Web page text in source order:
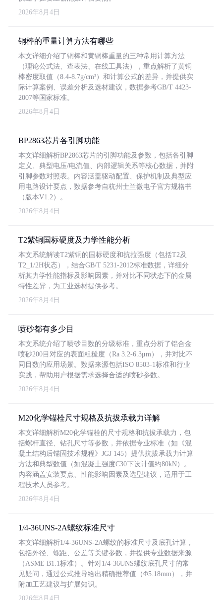
2026年8月4日
铜棒的重量计算方法有哪些
本文详细介绍了铜棒和黄铜棒重量的三种常用计算方法
（理论公式法、查表法、在线工具法），重点解析了黄铜
棒密度取值（8.4-8.7g/cm³）和计算公式的差异，并提供实
际计算案例、误差分析及选材建议，数据参考GB/T 4423-
2007等国家标准。
2026年8月4日
BP2863芯片各引脚功能
本文详细解析BP2863芯片的引脚功能及参数，包括各引脚
定义、典型电压/电流值、内部逻辑关系等核心数据，并附
引脚参数对照表。内容涵盖驱动配置、保护机制及典型应
用电路设计要点，数据参考自杭州士兰微电子官方规格书
（版本V1.2）。
2026年8月4日
T2紫铜国标硬度及力学性能分析
本文系统解读T2紫铜的国标硬度和抗拉强度（包括T2及
T2_1/2H状态），结合GB/T 5231-2012标准数据，详细分
析其力学性能指标及影响因素，并对比不同状态下的金属
特性差异，为工业选材提供参考。
2026年8月4日
喷砂都有多少目
本文系统介绍了喷砂目数的分级标准，重点分析了铝合金
喷砂200目对应的表面粗糙度（Ra 3.2-6.3μm），并对比不
同目数的应用场景。数据来源包括ISO 8503-1标准和行业
实践，帮助用户根据需求选择合适的喷砂参数。
2026年8月4日
M20化学锚栓尺寸规格及抗拔承载力详解
本文详细解析M20化学锚栓的尺寸规格和抗拔承载力，包
括螺杆直径、钻孔尺寸等参数，并依据专业标准（如《混
凝土结构后锚固技术规程》JGJ 145）提供抗拔承载力计算
方法和典型数值（如混凝土强度C30下设计值约80kN）。
内容涵盖安装要点、性能影响因素及选型建议，适用于工
程技术人员参考。
2026年8月4日
1/4-36UNS-2A螺纹标准尺寸
本文详细解析1/4-36UNS-2A螺纹的标准尺寸及底孔计算，
包括外径、螺距、公差等关键参数，并提供专业数据来源
（ASME B1.1标准）。针对1/4-36UNS螺纹底孔尺寸的常
见疑问，通过公式推导给出精确推荐值（Φ5.18mm），并
附加工艺建议与扩展知识。
2026年8月4日